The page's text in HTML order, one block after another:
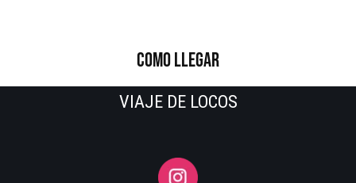
COMO LLEGAR
VIAJE DE LOCOS